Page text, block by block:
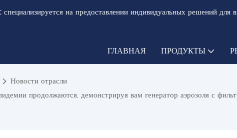
на предоставлении индивидуальных решений для
ГЛАВНАЯ ПРОДУКТЫ
Новости отрасли
продолжаются, демонстрируя вам генератор аэрозоля с